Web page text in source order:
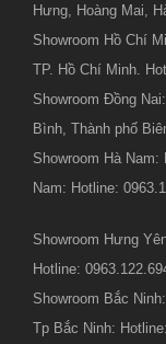
Hưng, Hoàng Mai,
Showroom Hồ Chí
TP. Hồ Chí Minh.
Showroom Đồng
Bình, Thành phố
Showroom Hà
Nam: Hotline:
Showroom Hưng
Hotline:
Showroom Bắc
Tp Bắc Ninh: